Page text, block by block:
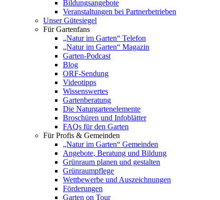
Bildungsangebote
Veranstaltungen bei Partnerbetrieben
Unser Gütesiegel
Für Gartenfans
„Natur im Garten“ Telefon
„Natur im Garten“ Magazin
Garten-Podcast
Blog
ORF-Sendung
Videotipps
Wissenswertes
Gartenberatung
Die Naturgartenelemente
Broschüren und Infoblätter
FAQs für den Garten
Für Profis & Gemeinden
„Natur im Garten“ Gemeinden
Angebote, Beratung und Bildung
Grünraum planen und gestalten
Grünraumpflege
Wettbewerbe und Auszeichnungen
Förderungen
Garten on Tour